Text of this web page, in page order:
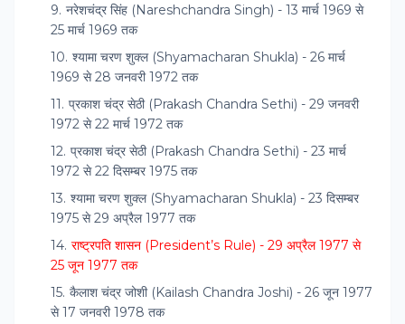
नरेशचंद्र सिंह (Nareshchandra Singh) - 13 मार्च 1969 से
25 मार्च 1969 तक
श्यामा चरण शुक्ल (Shyamacharan Shukla) - 26 मार्च
1969 से 28 जनवरी 1972 तक
प्रकाश चंद्र सेठी (Prakash Chandra Sethi) - 29 जनवरी
1972 से 22 मार्च 1972 तक
प्रकाश चंद्र सेठी (Prakash Chandra Sethi) - 23 मार्च
1972 से 22 दिसम्बर 1975 तक
श्यामा चरण शुक्ल (Shyamacharan Shukla) - 23 दिसम्बर
1975 से 29 अप्रैल 1977 तक
राष्ट्रपति शासन (President’s Rule) - 29 अप्रैल 1977 से
25 जून 1977 तक
कैलाश चंद्र जोशी (Kailash Chandra Joshi) - 26 जून 1977
से 17 जनवरी 1978 तक